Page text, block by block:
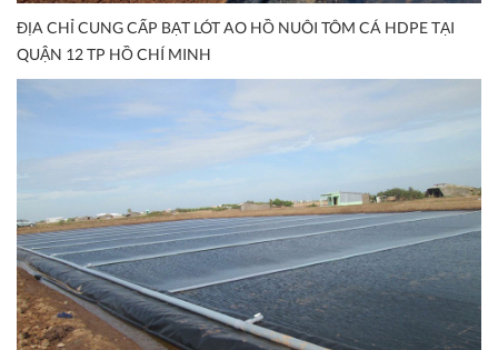
ĐỊA CHỈ CUNG CẤP BẠT LÓT AO HỒ NUÔI TÔM CÁ HDPE TẠI
QUẬN 12 TP HỒ CHÍ MINH